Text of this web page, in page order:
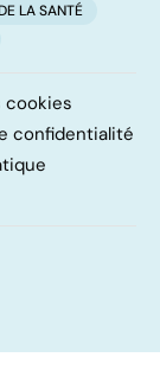
LA SANTÉ
cookies
confidentialité